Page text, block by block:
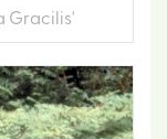
Gracilis'